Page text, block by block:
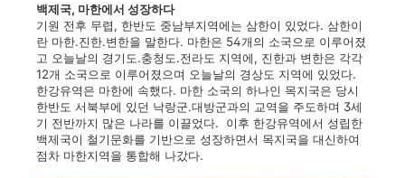
백제국, 마한에서 성장하다
기원 전후 무렵, 한반도 중남부지역에는 삼한이 있었다. 삼한이
란 마한.진한.변한을 말한다. 마한은 54개의 소국으로 이루어졌
고 오늘날의 경기도.충청도.전라도 지역에, 진한과 변한은 각각
12개 소국으로 이루어졌으며 오늘날의 경상도 지역에 있었다.
한강유역은 마한에 속했다. 마한 소국의 하나인 목지국은 당시
한반도 서북부에 있던 낙랑군.대방군과의 교역을 주도하며 3세
기 전반까지 많은 나라를 이끌었다. 이후 한강유역에서 성립한
백제국이 철기문화를 기반으로 성장하면서 목지국을 대신하여
점차 마한지역을 통합해 나갔다.